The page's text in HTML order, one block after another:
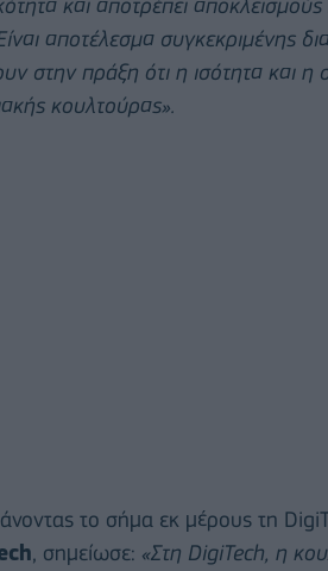
αποτέλεσμα συγκεκριμένης
στην πράξη ότι η ισότητα και
κουλτούρας».
το σήμα εκ μέρους τη
, σημείωσε: «Στη DigiTech, η